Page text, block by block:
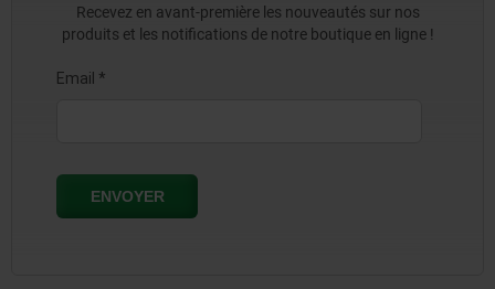
Recevez en avant-première les nouveautés sur nos
produits et les notifications de notre boutique en ligne !